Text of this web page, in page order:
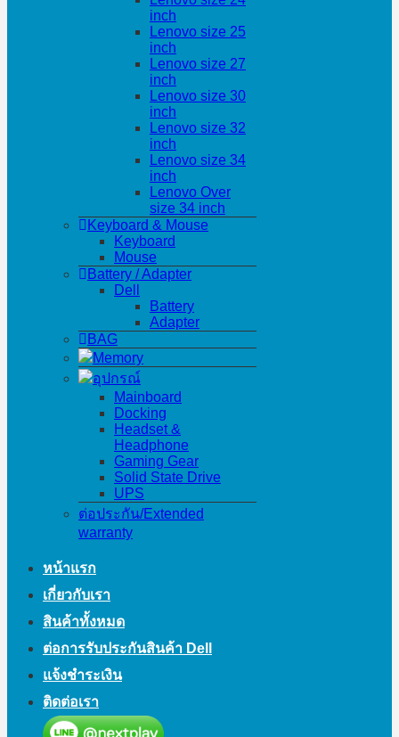
inch
Lenovo size 25
inch
Lenovo size 27
inch
Lenovo size 30
inch
Lenovo size 32
inch
Lenovo size 34
inch
Lenovo Over
size 34 inch
Keyboard & Mouse
Keyboard
Mouse
Battery / Adapter
Dell
Battery
Adapter
BAG
Memory
อุปกรณ์
Mainboard
Docking
Headset &
Headphone
Gaming Gear
Solid State Drive
UPS
ต่อประกัน/Extended
warranty
หน้าแรก
เกี่ยวกับเรา
สินค้าทั้งหมด
ต่อการรับประกันสินค้า Dell
แจ้งชำระเงิน
ติดต่อเรา